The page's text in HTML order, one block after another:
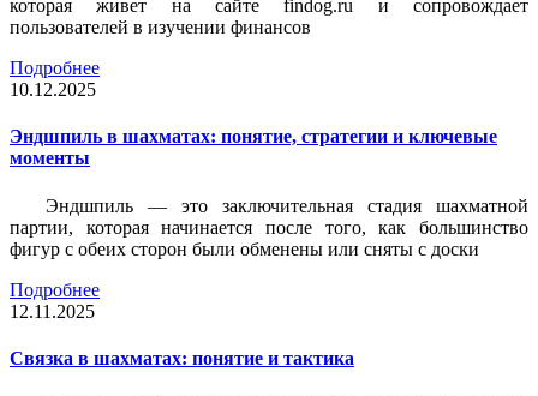
которая живет на сайте findog.ru и сопровождает
пользователей в изучении финансов
Подробнее
10.12.2025
Эндшпиль в шахматах: понятие, стратегии и ключевые
моменты
Эндшпиль — это заключительная стадия шахматной
партии, которая начинается после того, как большинство
фигур с обеих сторон были обменены или сняты с доски
Подробнее
12.11.2025
Связка в шахматах: понятие и тактика